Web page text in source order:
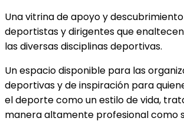
Una vitrina de apoyo y
deportistas y dirigentes que
las diversas disciplinas deportivas.
Un espacio disponible para las
deportivas y de inspiración para
el deporte como un estilo de vida,
manera altamente profesional como